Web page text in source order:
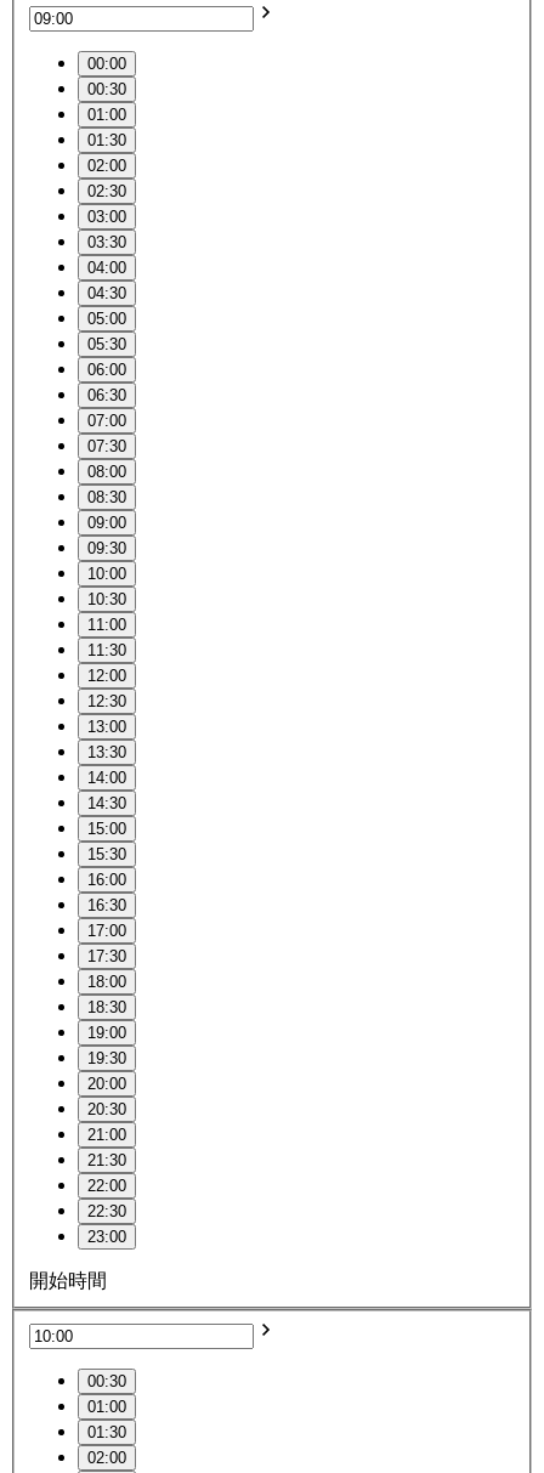
00:00
00:30
01:00
01:30
02:00
02:30
03:00
03:30
04:00
04:30
05:00
05:30
06:00
06:30
07:00
07:30
08:00
08:30
09:00
09:30
10:00
10:30
11:00
11:30
12:00
12:30
13:00
13:30
14:00
14:30
15:00
15:30
16:00
16:30
17:00
17:30
18:00
18:30
19:00
19:30
20:00
20:30
21:00
21:30
22:00
22:30
23:00
開始時間
00:30
01:00
01:30
02:00